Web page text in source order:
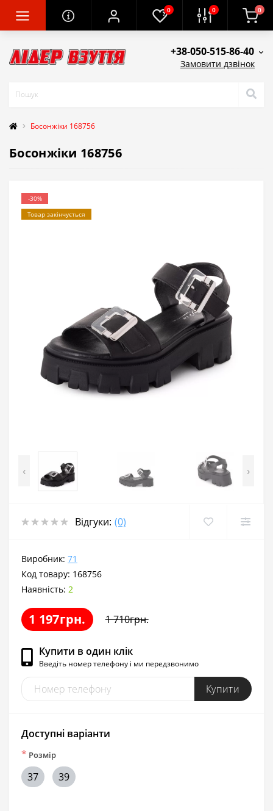
0 0 0
+38-050-515-86-40
Замовити дзвінок
Босонжіки 168756
Босонжіки 168756
-30%
Товар закінчується
‹ ›
Відгуки: (0)
Виробник: 71
Код товару: 168756
Наявність: 2
1 197грн. 1 710грн.
Купити в один клік
Введіть номер телефону і ми передзвонимо
Купити
Доступні варіанти
* Розмір
37 39